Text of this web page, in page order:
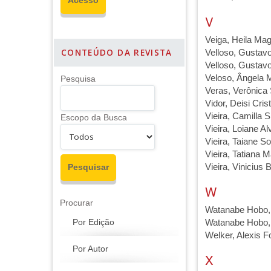
CONTEÚDO DA REVISTA
Pesquisa
Escopo da Busca
Procurar
Por Edição
Por Autor
V
Veiga, Heila
Velloso,
Velloso,
Veloso, Ângela
Veras, Verônica
Vidor, Deisi
Vieira, Camilla
Vieira, Loiane
Vieira, Taiane
Vieira, Tatiana
Vieira, Vinicius
W
Watanabe
Watanabe
Welker, Alexis
X